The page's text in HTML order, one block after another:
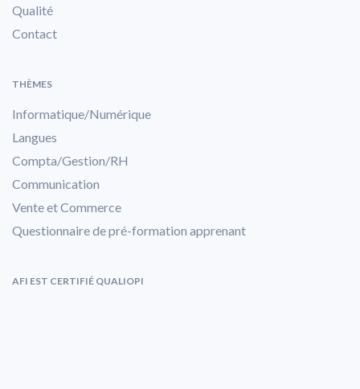
Qualité
Contact
THÈMES
Informatique/Numérique
Langues
Compta/Gestion/RH
Communication
Vente et Commerce
Questionnaire de pré-formation apprenant
AFI EST CERTIFIÉ QUALIOPI